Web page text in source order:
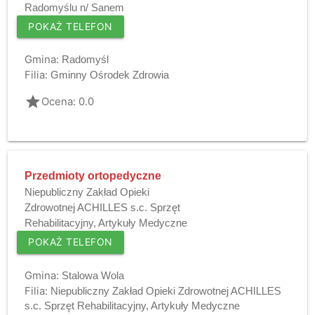
Radomyślu n/ Sanem
POKAŻ TELEFON
Gmina: Radomyśl
Filia: Gminny Ośrodek Zdrowia
gradeOcena: 0.0
Przedmioty ortopedyczne
Niepubliczny Zakład Opieki
Zdrowotnej ACHILLES s.c. Sprzęt
Rehabilitacyjny, Artykuły Medyczne
POKAŻ TELEFON
Gmina: Stalowa Wola
Filia: Niepubliczny Zakład Opieki Zdrowotnej ACHILLES
s.c. Sprzęt Rehabilitacyjny, Artykuły Medyczne